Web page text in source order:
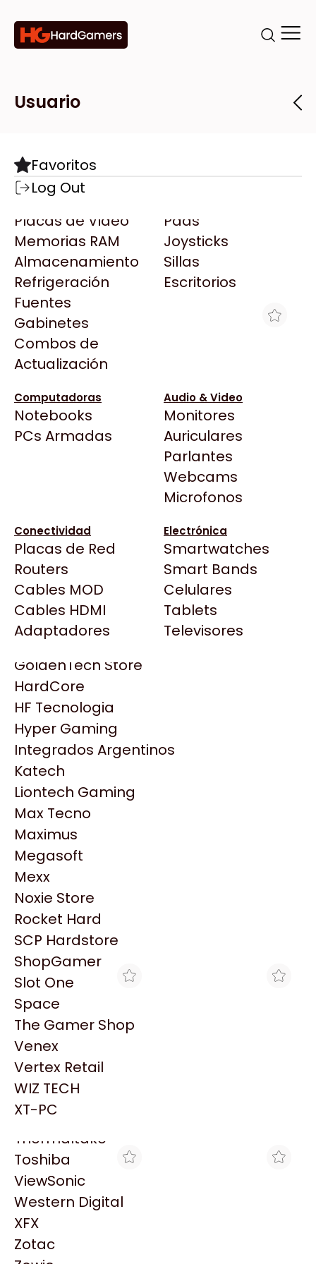
Categorías
Componentes
Motherboards
Microprocesadores
Placas de Video
Memorias RAM
Almacenamiento
Refrigeración
Fuentes
Gabinetes
Combos de
Actualización
Pads
Joysticks
Sillas
Escritorios
Computadoras
Notebooks
PCs Armadas
Audio & Video
Monitores
Auriculares
Parlantes
Webcams
Microfonos
Conectividad
Placas de Red
Routers
Cables MOD
Cables HDMI
Adaptadores
Electrónica
Smartwatches
Smart Bands
Celulares
Tablets
Televisores
Marcas
Todas las Marcas
AMD
AULA
Acer
Adata
AeroCool
Antec
Arkham
Asrock
BenQ
CX
Cooler Master
Deepcool
Dell
EVGA
Gamemax
Genesis
Genius
HP
HyperX
INNO3D
Intel
Kingston
Lenovo
Logitech
MSI
NVIDIA GeForce
NZXT
PNY
Palit
Philips
PowerColor
Razer
Redragon
Samsung
Sandisk
Sapphire
Seagate
Sentey
Solarmax
Thermaltake
Toshiba
ViewSonic
Western Digital
XFX
Zotac
Tiendas
Destacadas
Todas las Tiendas
Click Gaming
Compufan Store
Dinobyte
Full H4rd
Gaming City
Gezatek
GoldenTech Store
HardCore
HF Tecnologia
Hyper Gaming
Integrados Argentinos
Katech
Liontech Gaming
Max Tecno
Maximus
Megasoft
Mexx
Noxie Store
Rocket Hard
SCP Hardstore
ShopGamer
Slot One
Space
The Gamer Shop
Venex
Vertex Retail
WIZ TECH
XT-PC
Usuario
Favoritos
Log Out
WATER COOLER MSI MAG CORELIQUID
E360 3X BLACK
$209.990
Ver producto en la página de Venex
Productos
Similares
Explorá más productos similares
ARMYTECH
WATER COOLING MSI
BLACK ARGB 3X CPU
$204.999